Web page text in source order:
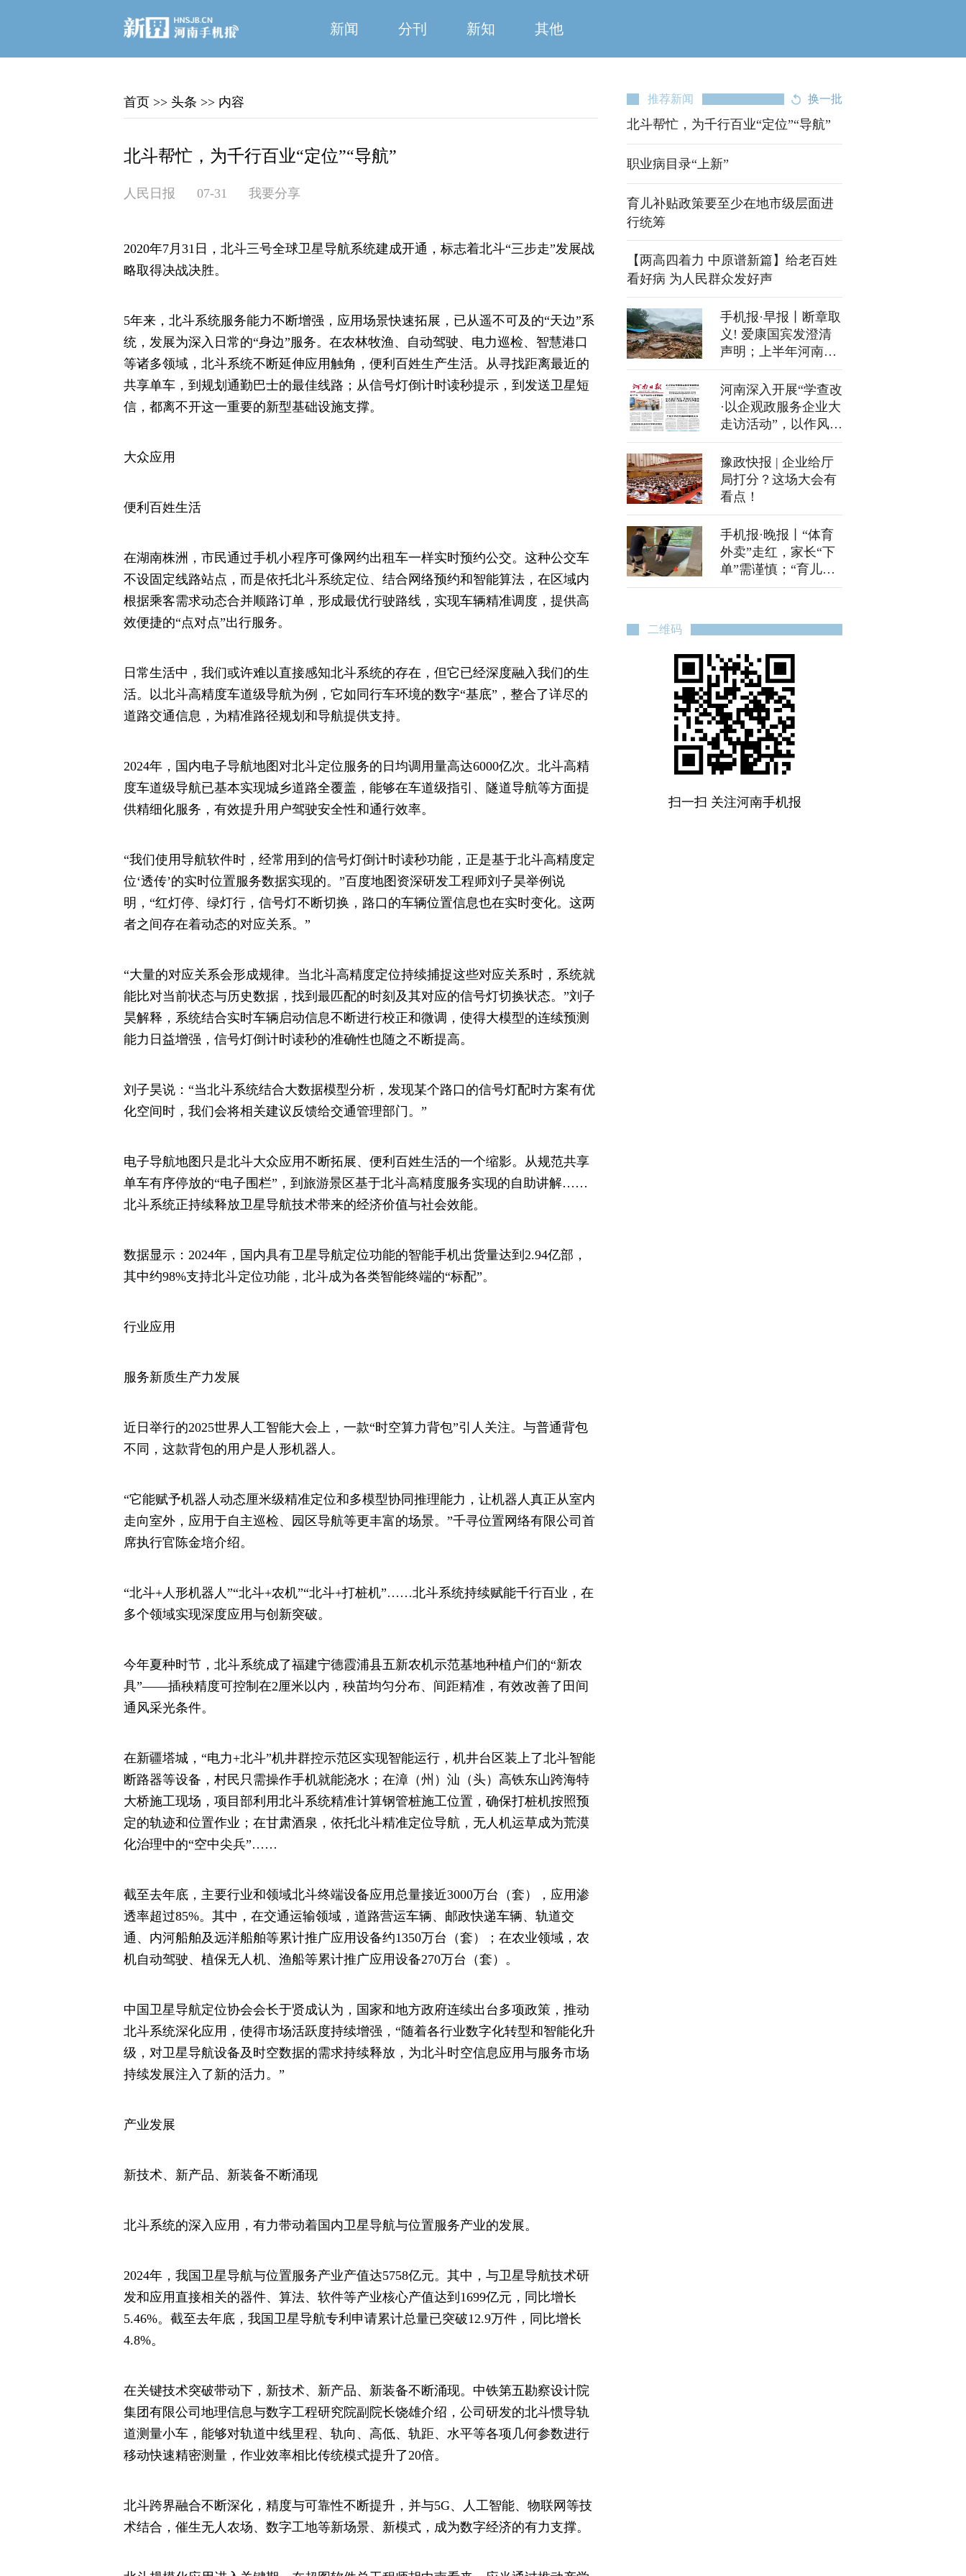
新闻 分刊 新知 其他
首页 >> 头条 >> 内容
北斗帮忙，为千行百业“定位”“导航”
人民日报 07-31 我要分享
2020年7月31日，北斗三号全球卫星导航系统建成开通，标志着北斗“三步走”发展战
略取得决战决胜。
5年来，北斗系统服务能力不断增强，应用场景快速拓展，已从遥不可及的“天边”系
统，发展为深入日常的“身边”服务。在农林牧渔、自动驾驶、电力巡检、智慧港口
等诸多领域，北斗系统不断延伸应用触角，便利百姓生产生活。从寻找距离最近的
共享单车，到规划通勤巴士的最佳线路；从信号灯倒计时读秒提示，到发送卫星短
信，都离不开这一重要的新型基础设施支撑。
大众应用
便利百姓生活
在湖南株洲，市民通过手机小程序可像网约出租车一样实时预约公交。这种公交车
不设固定线路站点，而是依托北斗系统定位、结合网络预约和智能算法，在区域内
根据乘客需求动态合并顺路订单，形成最优行驶路线，实现车辆精准调度，提供高
效便捷的“点对点”出行服务。
日常生活中，我们或许难以直接感知北斗系统的存在，但它已经深度融入我们的生
活。以北斗高精度车道级导航为例，它如同行车环境的数字“基底”，整合了详尽的
道路交通信息，为精准路径规划和导航提供支持。
2024年，国内电子导航地图对北斗定位服务的日均调用量高达6000亿次。北斗高精
度车道级导航已基本实现城乡道路全覆盖，能够在车道级指引、隧道导航等方面提
供精细化服务，有效提升用户驾驶安全性和通行效率。
“我们使用导航软件时，经常用到的信号灯倒计时读秒功能，正是基于北斗高精度定
位‘透传’的实时位置服务数据实现的。”百度地图资深研发工程师刘子昊举例说
明，“红灯停、绿灯行，信号灯不断切换，路口的车辆位置信息也在实时变化。这两
者之间存在着动态的对应关系。”
“大量的对应关系会形成规律。当北斗高精度定位持续捕捉这些对应关系时，系统就
能比对当前状态与历史数据，找到最匹配的时刻及其对应的信号灯切换状态。”刘子
昊解释，系统结合实时车辆启动信息不断进行校正和微调，使得大模型的连续预测
能力日益增强，信号灯倒计时读秒的准确性也随之不断提高。
刘子昊说：“当北斗系统结合大数据模型分析，发现某个路口的信号灯配时方案有优
化空间时，我们会将相关建议反馈给交通管理部门。”
电子导航地图只是北斗大众应用不断拓展、便利百姓生活的一个缩影。从规范共享
单车有序停放的“电子围栏”，到旅游景区基于北斗高精度服务实现的自助讲解……
北斗系统正持续释放卫星导航技术带来的经济价值与社会效能。
数据显示：2024年，国内具有卫星导航定位功能的智能手机出货量达到2.94亿部，
其中约98%支持北斗定位功能，北斗成为各类智能终端的“标配”。
行业应用
服务新质生产力发展
近日举行的2025世界人工智能大会上，一款“时空算力背包”引人关注。与普通背包
不同，这款背包的用户是人形机器人。
“它能赋予机器人动态厘米级精准定位和多模型协同推理能力，让机器人真正从室内
走向室外，应用于自主巡检、园区导航等更丰富的场景。”千寻位置网络有限公司首
席执行官陈金培介绍。
“北斗+人形机器人”“北斗+农机”“北斗+打桩机”……北斗系统持续赋能千行百业，在
多个领域实现深度应用与创新突破。
今年夏种时节，北斗系统成了福建宁德霞浦县五新农机示范基地种植户们的“新农
具”——插秧精度可控制在2厘米以内，秧苗均匀分布、间距精准，有效改善了田间
通风采光条件。
在新疆塔城，“电力+北斗”机井群控示范区实现智能运行，机井台区装上了北斗智能
断路器等设备，村民只需操作手机就能浇水；在漳（州）汕（头）高铁东山跨海特
大桥施工现场，项目部利用北斗系统精准计算钢管桩施工位置，确保打桩机按照预
定的轨迹和位置作业；在甘肃酒泉，依托北斗精准定位导航，无人机运草成为荒漠
化治理中的“空中尖兵”……
截至去年底，主要行业和领域北斗终端设备应用总量接近3000万台（套），应用渗
透率超过85%。其中，在交通运输领域，道路营运车辆、邮政快递车辆、轨道交
通、内河船舶及远洋船舶等累计推广应用设备约1350万台（套）；在农业领域，农
机自动驾驶、植保无人机、渔船等累计推广应用设备270万台（套）。
中国卫星导航定位协会会长于贤成认为，国家和地方政府连续出台多项政策，推动
北斗系统深化应用，使得市场活跃度持续增强，“随着各行业数字化转型和智能化升
级，对卫星导航设备及时空数据的需求持续释放，为北斗时空信息应用与服务市场
持续发展注入了新的活力。”
产业发展
新技术、新产品、新装备不断涌现
北斗系统的深入应用，有力带动着国内卫星导航与位置服务产业的发展。
2024年，我国卫星导航与位置服务产业产值达5758亿元。其中，与卫星导航技术研
发和应用直接相关的器件、算法、软件等产业核心产值达到1699亿元，同比增长
5.46%。截至去年底，我国卫星导航专利申请累计总量已突破12.9万件，同比增长
4.8%。
在关键技术突破带动下，新技术、新产品、新装备不断涌现。中铁第五勘察设计院
集团有限公司地理信息与数字工程研究院副院长饶雄介绍，公司研发的北斗惯导轨
道测量小车，能够对轨道中线里程、轨向、高低、轨距、水平等各项几何参数进行
移动快速精密测量，作业效率相比传统模式提升了20倍。
北斗跨界融合不断深化，精度与可靠性不断提升，并与5G、人工智能、物联网等技
术结合，催生无人农场、数字工地等新场景、新模式，成为数字经济的有力支撑。
推荐新闻 换一批
北斗帮忙，为千行百业“定位”“导航”
职业病目录“上新”
育儿补贴政策要至少在地市级层面进
行统筹
​【两高四着力 中原谱新篇】给老百姓
看好病 为人民群众发好声
手机报·早报丨断章取
义! 爱康国宾发澄清
声明；上半年河南车
市：比亚迪卫冕
河南深入开展“学查改
·以企观政服务企业大
走访活动”，以作风焕
新引领发展之变（锲
而不舍落实中央八项
规定精神）
豫政快报 | 企业给厅
局打分？这场大会有
看点！
手机报·晚报丨“体育
外卖”走红，家长“下
单”需谨慎；“育儿补
贴补助资金”今年初步
右
二维码
扫一扫 关注河南手机报